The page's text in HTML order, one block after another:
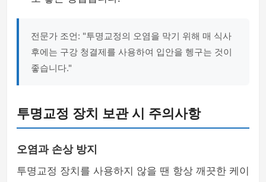
전문가 조언: "투명교정의 오염을 막기 위해 매 식사
후에는 구강 청결제를 사용하여 입안을 헹구는 것이
좋습니다."
투명교정 장치 보관 시 주의사항
오염과 손상 방지
투명교정 장치를 사용하지 않을 땐 항상 깨끗한 케이